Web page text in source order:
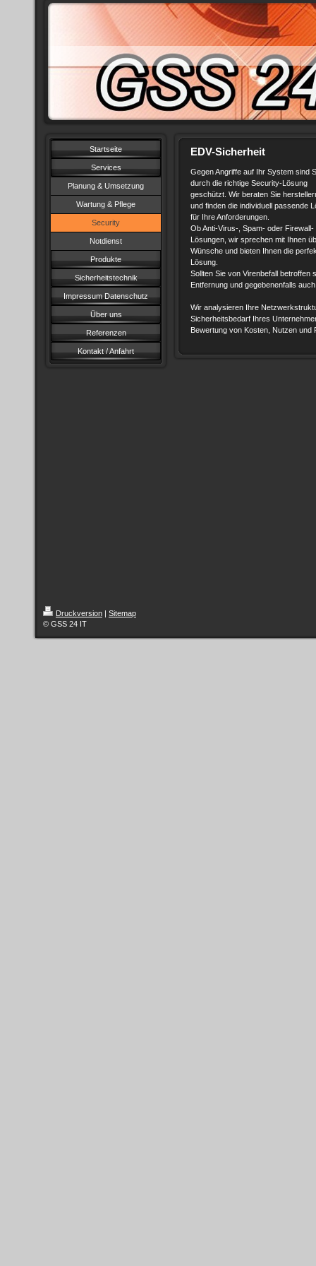
Startseite
Services
Planung & Umsetzung
Wartung & Pflege
Security
Notdienst
Produkte
Sicherheitstechnik
Impressum Datenschutz
Über uns
Referenzen
Kontakt / Anfahrt
EDV-Sicherheit
Gegen Angriffe auf Ihr System sind
durch die richtige Security-Lösung
geschützt. Wir beraten Sie
und finden die individuell passende
für Ihre Anforderungen.
Ob Anti-Virus-, Spam- oder Firewall-
Lösungen, wir sprechen mit Ihnen
Wünsche und bieten Ihnen die
Lösung.
Sollten Sie von Virenbefall betroffen
Entfernung und gegebenenfalls
Wir analysieren Ihre
Sicherheitsbedarf Ihres
Bewertung von Kosten, Nutzen und
Druckversion | Sitemap
© GSS 24 IT